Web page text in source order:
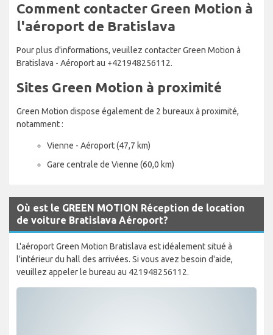
Comment contacter Green Motion à
l'aéroport de Bratislava
Pour plus d'informations, veuillez contacter Green Motion à
Bratislava - Aéroport au +421948256112.
Sites Green Motion à proximité
Green Motion dispose également de 2 bureaux à proximité,
notamment :
Vienne - Aéroport (47,7 km)
Gare centrale de Vienne (60,0 km)
Où est le GREEN MOTION Réception de location
de voiture Bratislava Aéroport?
L'aéroport Green Motion Bratislava est idéalement situé à
l'intérieur du hall des arrivées. Si vous avez besoin d'aide,
veuillez appeler le bureau au 421948256112.